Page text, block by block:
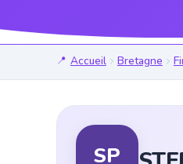
Accueil Bretagne
SP